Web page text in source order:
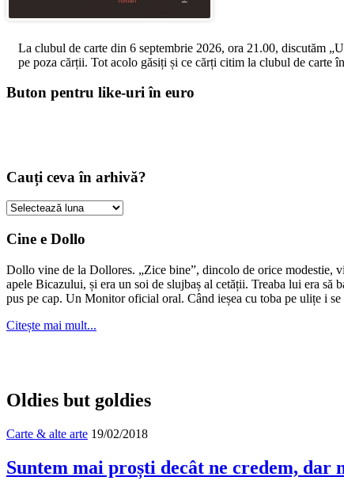
La clubul de carte din 6 septembrie 2026, ora 21.00, discutăm
pe poza cărții. Tot acolo găsiți și ce cărți citim la clubul de carte
Buton pentru like-uri în euro
Cauți ceva în arhivă?
Cauți
în
Cine e Dollo
Dollo vine de la Dollores. „Zice bine”, dincolo de orice modestie,
apele Bicazului, și era un soi de slujbaș al cetății. Treaba lui era
pus pe cap. Un Monitor oficial oral. Când ieșea cu toba pe ulițe i
Citește mai mult...
Oldies but goldies
Carte & alte arte 19/02/2018
Suntem mai proști decât ne credem, dar